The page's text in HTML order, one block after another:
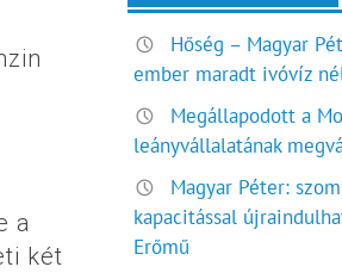
a
két
Hőség – Magyar
ember maradt ivóvíz
Megállapodott a
leányvállalatának
Magyar Péter:
kapacitással
Erőmű